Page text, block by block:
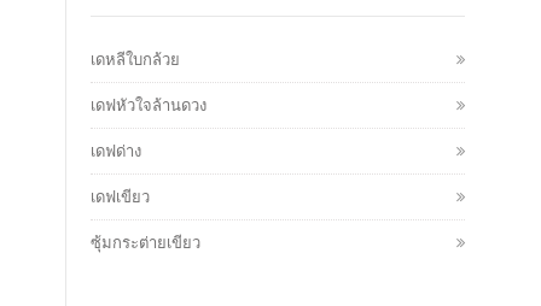
เดหลีใบกล้วย
เดฟหัวใจล้านดวง
เดฟด่าง
เดฟเขียว
ซุ้มกระต่ายเขียว